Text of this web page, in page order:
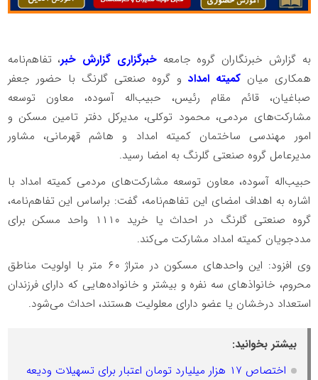
به گزارش خبرنگاران گروه جامعه خبرگزاری گزارش خبر، تفاهم‌نامه
همکاری میان کمیته امداد و گروه صنعتی گلرنگ با حضور جعفر
صباغیان، قائم مقام رئیس، حبیب‌اله آسوده، معاون توسعه
مشارکت‌های مردمی، محمود توکلی، مدیرکل دفتر تامین مسکن و
امور مهندسی ساختمان کمیته امداد و هاشم قهرمانی، مشاور
مدیرعامل گروه صنعتی گلرنگ به امضا رسید.
حبیب‌اله آسوده، معاون توسعه مشارکت‌های مردمی کمیته امداد با
اشاره به اهداف امضای این تفاهم‌نامه، گفت: براساس این تفاهم‌نامه،
گروه صنعتی گلرنگ در احداث یا خرید ۱۱۱۰ واحد مسکن برای
مددجویان کمیته امداد مشارکت می‌کند.
وی افزود: این واحدهای مسکون در متراژ ۶۰ متر با اولویت مناطق
محروم، خانواذهای سه نفره و بیشتر و خانواده‌هایی که دارای فرزندان
استعداد درخشان یا عضو دارای معلولیت هستند، احداث می‌شود.
بیشتر بخوانید:
اختصاص ۱۷ هزار میلیارد تومان اعتبار برای تسهیلات ودیعه